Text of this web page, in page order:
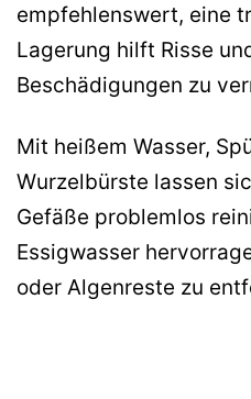
empfehlenswert, eine
Lagerung hilft Risse
Beschädigungen zu
Mit heißem Wasser,
Wurzelbürste lassen
Gefäße problemlos
Essigwasser
oder Algenreste zu